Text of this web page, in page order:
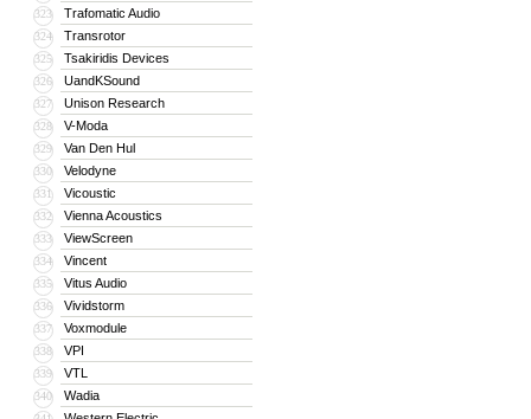
323 Trafomatic Audio
324 Transrotor
325 Tsakiridis Devices
326 UandKSound
327 Unison Research
328 V-Moda
329 Van Den Hul
330 Velodyne
331 Vicoustic
332 Vienna Acoustics
333 ViewScreen
334 Vincent
335 Vitus Audio
336 Vividstorm
337 Voxmodule
338 VPI
339 VTL
340 Wadia